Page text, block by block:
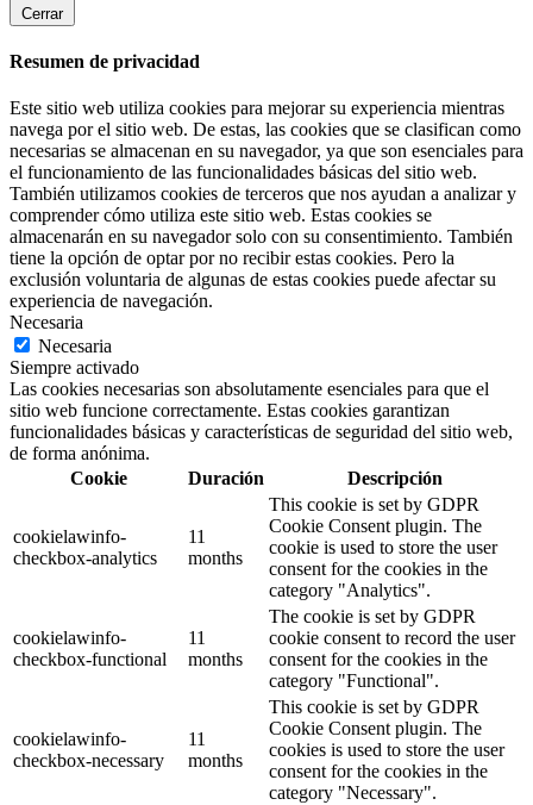
Cerrar
Resumen de privacidad
Este sitio web utiliza cookies para mejorar su experiencia mientras
navega por el sitio web. De estas, las cookies que se clasifican como
necesarias se almacenan en su navegador, ya que son esenciales para
el funcionamiento de las funcionalidades básicas del sitio web.
También utilizamos cookies de terceros que nos ayudan a analizar y
comprender cómo utiliza este sitio web. Estas cookies se
almacenarán en su navegador solo con su consentimiento. También
tiene la opción de optar por no recibir estas cookies. Pero la
exclusión voluntaria de algunas de estas cookies puede afectar su
experiencia de navegación.
Necesaria
Necesaria
Siempre activado
Las cookies necesarias son absolutamente esenciales para que el
sitio web funcione correctamente. Estas cookies garantizan
funcionalidades básicas y características de seguridad del sitio web,
de forma anónima.
Cookie
Duración Descripción
cookielawinfo-
checkbox-analytics
11
months
This cookie is set by GDPR
Cookie Consent plugin. The
cookie is used to store the user
consent for the cookies in the
category "Analytics".
cookielawinfo-
checkbox-functional
11
months
The cookie is set by GDPR
cookie consent to record the user
consent for the cookies in the
category "Functional".
cookielawinfo-
checkbox-necessary
11
months
This cookie is set by GDPR
Cookie Consent plugin. The
cookies is used to store the user
consent for the cookies in the
category "Necessary".